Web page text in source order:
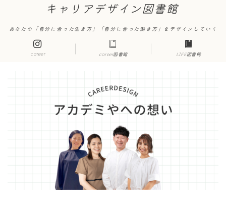
キャリアデザイン図書館
あなたの「自分に合った生き方」「自分に合った働き方」をデザインしていく
career career図書館 LIFE図書館